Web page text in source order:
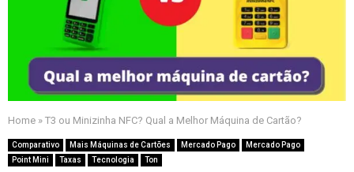
Home » T3 ou Minizinha NFC? Qual a Melhor Máquina de Cartão?
Comparativo Mais Máquinas de Cartões Mercado Pago
Mercado Pago
Point Mini
Taxas Tecnologia Ton